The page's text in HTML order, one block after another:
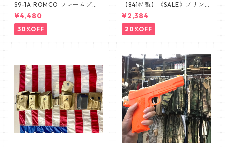
S9-1A ROMCO フレームブラ
ウン レンズあり眼鏡 めがね 新
品 デッドストック 米軍放出品
¥4,480
30%OFF
【841特製】《SALE》プリン
トミス 手帳型スマホケース 南
ベトナム ARVN タイガースト
ライプ ERDL ブラッドケーキ
手帳型スマホケース ユニバー
¥2,384
20%OFF